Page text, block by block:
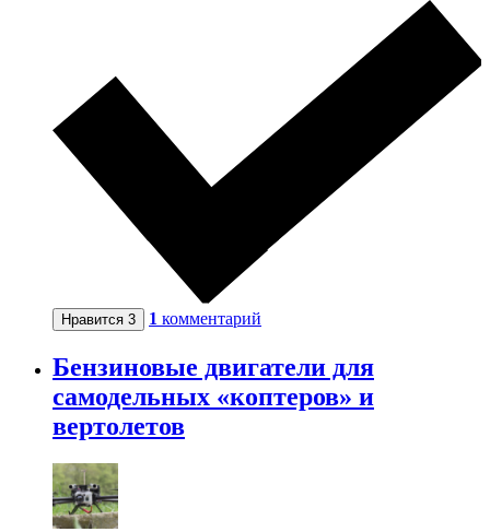
Нравится 3 1 комментарий
Бензиновые двигатели для
самодельных «коптеров» и
вертолетов